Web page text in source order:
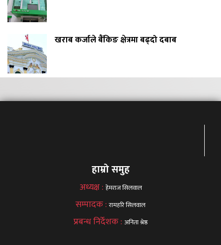
खराब कर्जाले बैंकिङ क्षेत्रमा बढ्दो दबाब
हाम्रो समुह
अध्यक्ष : हेमराज सिलवाल
सम्पादक :रामहरि सिलवाल
प्रबन्ध निर्देशक : अनिता श्रेष्ठ